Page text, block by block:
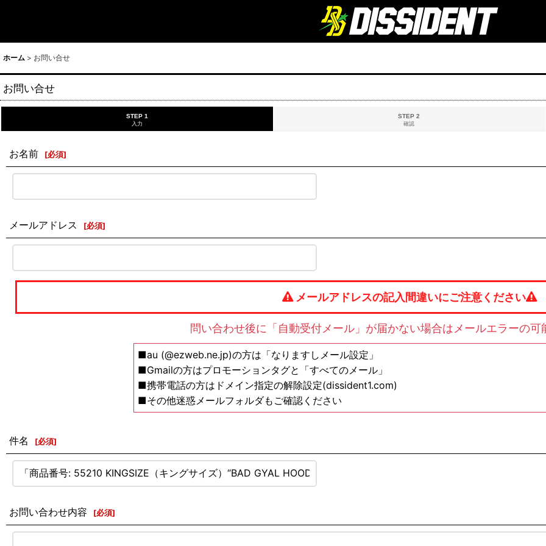
ホーム > お問い合せ
お問い合せ
STEP 1
入力
STEP 2
確認
お名前 [必須]
メールアドレス [必須]
メールアドレスの記入間違いにご注意ください
問い合わせ後に「自動受付メール」が届かない場合はメールエラーの可
■au (@ezweb.ne.jp)の方は「なりますしメール設定」
■Gmailの方はプロモーションタグと「すべてのメール」
■携帯電話の方はドメイン指定の解除設定(dissident1.com)
■その他迷惑メールフォルダもご確認ください
件名 [必須]
お問い合わせ内容 [必須]